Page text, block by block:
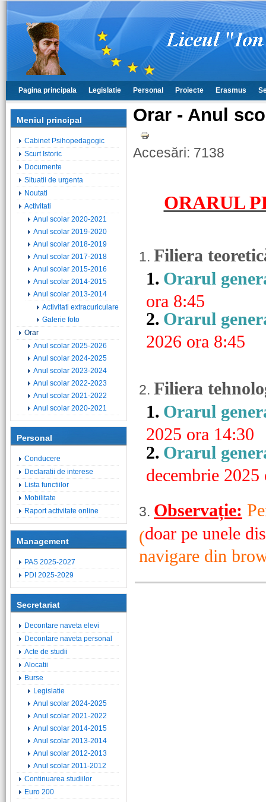
Pagina principala Legislatie Personal Proiecte Erasmus
Meniul principal
Cabinet Psihopedagogic
Scurt Istoric
Documente
Situatii de urgenta
Noutati
Activitati
Anul scolar 2020-2021
Anul scolar 2019-2020
Anul scolar 2018-2019
Anul scolar 2017-2018
Anul scolar 2015-2016
Anul scolar 2014-2015
Anul scolar 2013-2014
Activitati extracuriculare
Galerie foto
Orar
Anul scolar 2025-2026
Anul scolar 2024-2025
Anul scolar 2023-2024
Anul scolar 2022-2023
Anul scolar 2021-2022
Anul scolar 2020-2021
Personal
Conducere
Declaratii de interese
Lista functiilor
Mobilitate
Raport activitate online
Management
PAS 2025-2027
PDI 2025-2029
Secretariat
Decontare naveta elevi
Decontare naveta personal
Acte de studii
Alocatii
Burse
Legislatie
Anul scolar 2024-2025
Anul scolar 2021-2022
Anul scolar 2014-2015
Anul scolar 2013-2014
Anul scolar 2012-2013
Anul scolar 2011-2012
Continuarea studiilor
Euro 200
Orar - Anul
Accesări: 7138
ORARUL
1. Filiera
1. Orarul
ora 8:45
2. Orarul
2026 ora 8:45
2. Filiera
1. Orarul
2025 ora 14:30
2. Orarul
decembrie 2025
3. Observație:
(doar pe unele
navigare din